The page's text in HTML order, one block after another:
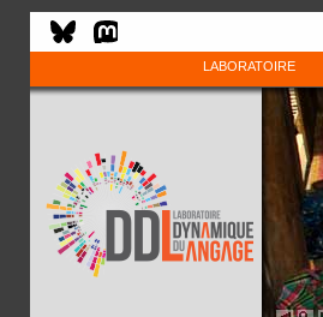
LABORATOIRE